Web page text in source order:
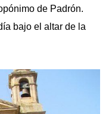
de Padrón.
bajo el altar de la